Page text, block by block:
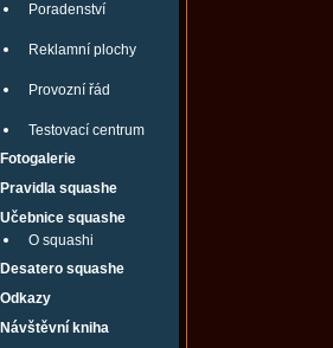
Poradenství
Reklamní plochy
Provozní řád
Testovací centrum
Fotogalerie
Pravidla squashe
Učebnice squashe
O squashi
Desatero squashe
Odkazy
Návštěvní kniha